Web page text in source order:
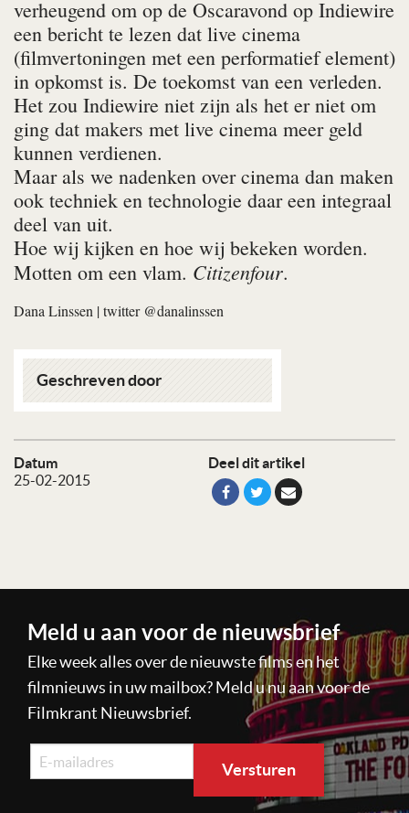
Datum
25-02-2015
Deel dit artikel
verheugend om op de Oscaravond op Indiewire
een bericht te lezen dat live cinema
(filmvertoningen met een performatief element)
in opkomst is. De toekomst van een verleden.
Het zou Indie­wire niet zijn als het er niet om
ging dat makers met live cinema meer geld
kunnen verdienen.
Maar als we nadenken over cinema dan maken
ook techniek en technologie daar een integraal
deel van uit.
Hoe wij kijken en hoe wij bekeken worden.
Motten om een vlam. Citizenfour.
Dana Linssen | twitter @danalinssen
Geschreven door
Meld u aan voor de nieuwsbrief
Elke week alles over de nieuwste films en het
filmnieuws in uw mailbox? Meld u nu aan voor de
Filmkrant Nieuwsbrief.